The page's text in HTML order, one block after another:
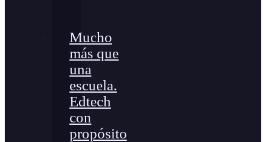
Mucho
más que
una
escuela.
Edtech
con
propósito